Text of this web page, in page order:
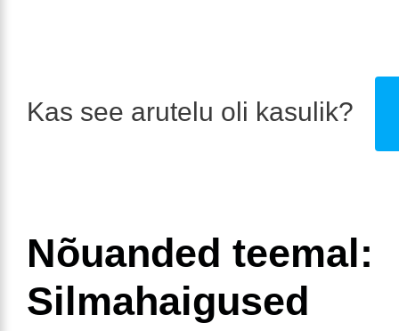
Kas see arutelu oli kasulik?
Nõuanded teemal:
Silmahaigused